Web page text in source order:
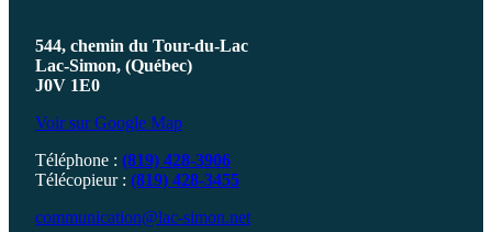
544, chemin du Tour-du-Lac
Lac-Simon, (Québec)
J0V 1E0
Voir sur Google Map
Téléphone : (819) 428-3906
Télécopieur : (819) 428-3455
communication@lac-simon.net